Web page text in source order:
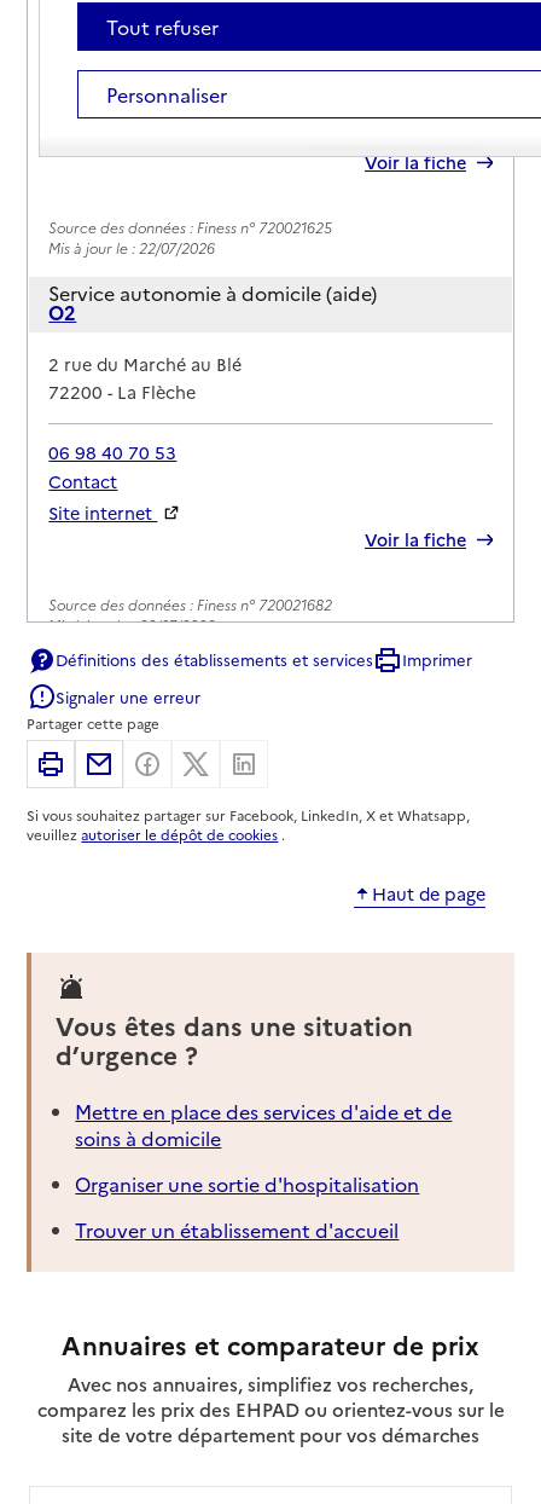
72200-La Flèche
02 52 22 72 79
Contact
Rapport HAS
Voir la fiche
Source des données : Finess n° 720021625
Mis à jour le : 22/07/2026
Service autonomie à domicile (aide)
O2
Adresse
2 rue du Marché au Blé
72200-La Flèche
06 98 40 70 53
Contact
Site internet
Voir la fiche
Source des données : Finess n° 720021682
Mis à jour le : 22/07/2026
Service autonomie à domicile (aide)
Services Amapa-Ohsmose
Adresse
Rue du Marché au Blé
72200- La Flèche
02 43 94 36 56
Service autonomie à domicile (aide)
Services du CCAS
Adresse
1 place de l'Hôtel de Ville
02 43 48 53 59
Contact
Rapport HAS
Voir la fiche
Définitions des établissements et services
Imprimer
Signaler une erreur
Partager cette page
ImprimerPartager par email
Partager sur Facebook
Partager sur X
Si vous souhaitez partager sur Facebook, LinkedIn, X et Whatsapp,
veuillezautoriser le dépôt de cookies .
Haut de page
Vous êtes dans une situation
d’urgence ?
Mettre en place des services d'aide et de
soins à domicile
Organiser une sortie d'hospitalisation
Trouver un établissement d'accueil
Annuaires et comparateur de prix
Avec nos annuaires, simplifiez vos recherches,
comparez les prix des EHPAD ou orientez-vous sur le
site de votre département pour vos démarches
Tout refuser
Personnaliser